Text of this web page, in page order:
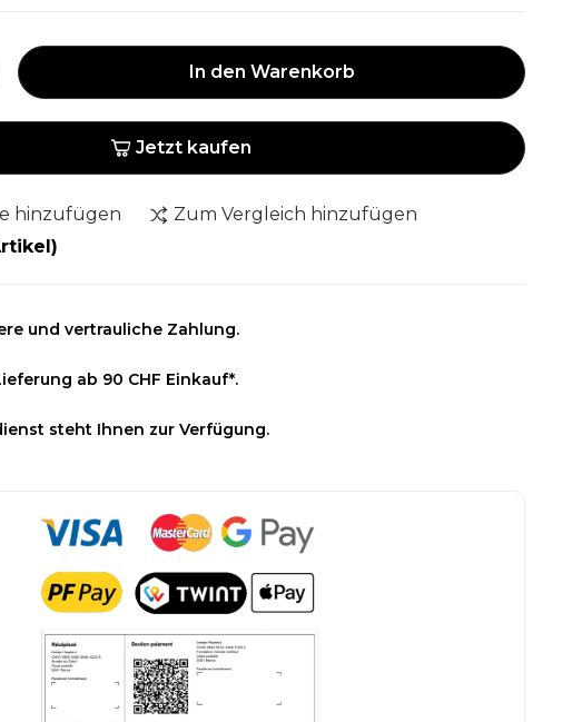
In den Warenkorb
Jetzt kaufen
hinzufügen Zum Vergleich hinzufügen
und vertrauliche Zahlung.
ab 90 CHF Einkauf*.
steht Ihnen zur Verfügung.